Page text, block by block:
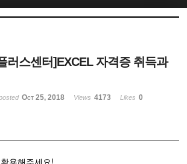
러스센터]EXCEL 자격증 취득과
Oct 25, 2018 Views 4173 Likes 0
용해주세요!
스케치북5
스케치북5